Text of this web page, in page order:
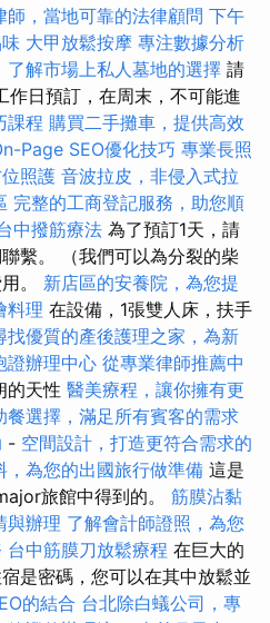
師，當地可靠的法律顧問 下午
大甲放鬆按摩 專注數據分析
了解市場上私人墓地的選擇 請
作日預訂，在周末，不可能進
課程 購買二手攤車，提供高效
Page SEO優化技巧 專業長照
照護 音波拉皮，非侵入式拉
完整的工商登記服務，助您順
中撥筋療法 為了預訂1天，請
繫。 （我們可以為分裂的柴
。 新店區的安養院，為您提
料理 在設備，1張雙人床，扶手
找優質的產後護理之家，為新
證辦理中心 從專業律師推薦中
的天性 醫美療程，讓你擁有更
餐選擇，滿足所有賓客的需求
- 空間設計，打造更符合需求的
，為您的出國旅行做準備 這是
旅館中得到的。 筋膜沾黏
與辦理 了解會計師證照，為您
台中筋膜刀放鬆療程 在巨大的
是密碼，您可以在其中放鬆並
的結合 台北除白蟻公司，專